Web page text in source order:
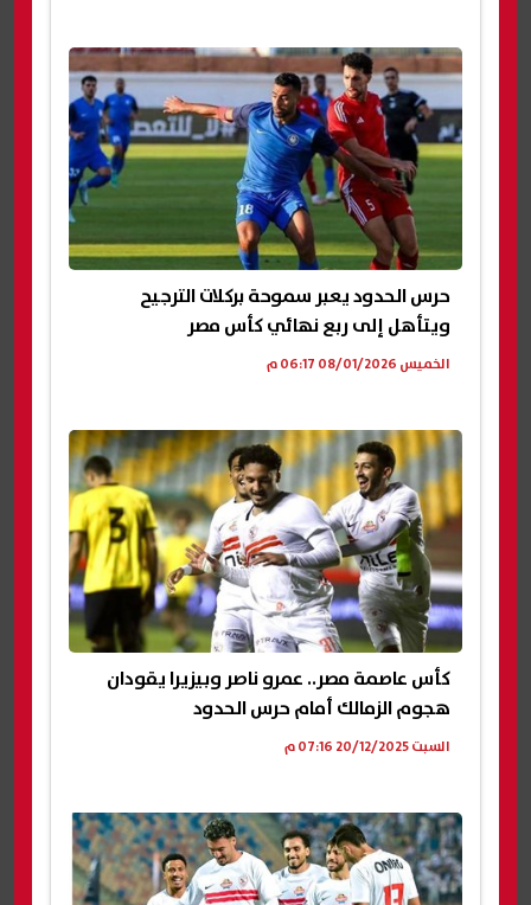
حرس الحدود يعبر سموحة بركلات الترجيح
ويتأهل إلى ربع نهائي كأس مصر
الخميس 08/01/2026 06:17 م
كأس عاصمة مصر.. عمرو ناصر وبيزيرا يقودان
هجوم الزمالك أمام حرس الحدود
السبت 20/12/2025 07:16 م